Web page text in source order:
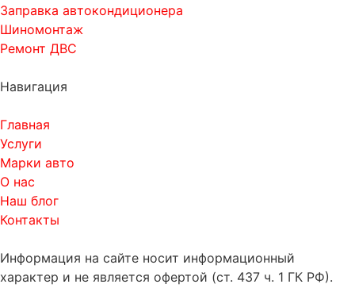
Заправка автокондиционера
Шиномонтаж
Ремонт ДВС
Навигация
Главная
Услуги
Марки авто
О нас
Наш блог
Контакты
Информация на сайте носит информационный
характер и не является офертой (ст. 437 ч. 1 ГК РФ).